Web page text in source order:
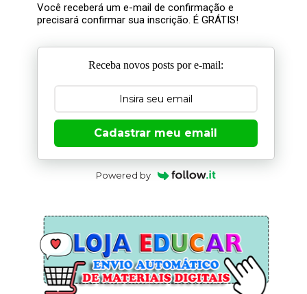
Você receberá um e-mail de confirmação e
precisará confirmar sua inscrição. É GRÁTIS!
Receba novos posts por e-mail:
Cadastrar meu email
Powered by